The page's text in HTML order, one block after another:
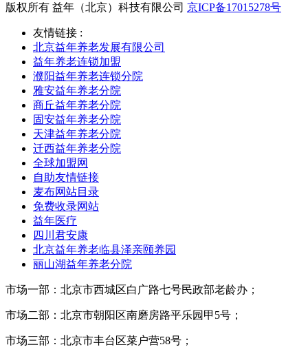
版权所有 益年（北京）科技有限公司 京ICP备17015278号
友情链接 :
北京益年养老发展有限公司
益年养老连锁加盟
濮阳益年养老连锁分院
雅安益年养老分院
商丘益年养老分院
固安益年养老分院
天津益年养老分院
迁西益年养老分院
全球加盟网
自助友情链接
麦布网站目录
免费收录网站
益年医疗
四川君安康
北京益年养老临县泽亲颐养园
丽山湖益年养老分院
市场一部：北京市西城区白广路七号民政部老龄办；
市场二部：北京市朝阳区南磨房路平乐园甲5号；
市场三部：北京市丰台区菜户营58号；